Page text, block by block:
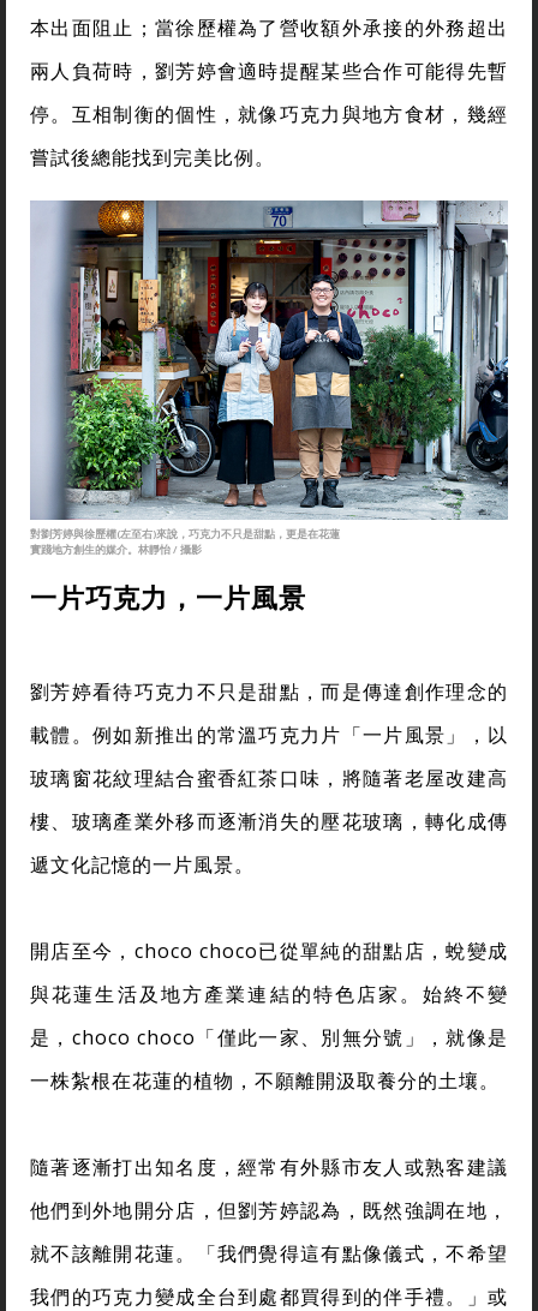
本出面阻止；當徐歷權為了營收額外承接的外務超出
兩人負荷時，劉芳婷會適時提醒某些合作可能得先暫
停。互相制衡的個性，就像巧克力與地方食材，幾經
嘗試後總能找到完美比例。
對劉芳婷與徐歷權(左至右)來說，巧克力不只是甜點，更是在花蓮
實踐地方創生的媒介。林靜怡 / 攝影
一片巧克力，一片風景
劉芳婷看待巧克力不只是甜點，而是傳達創作理念的
載體。例如新推出的常溫巧克力片「一片風景」，以
玻璃窗花紋理結合蜜香紅茶口味，將隨著老屋改建高
樓、玻璃產業外移而逐漸消失的壓花玻璃，轉化成傳
遞文化記憶的一片風景。
開店至今，choco choco已從單純的甜點店，蛻變成
與花蓮生活及地方產業連結的特色店家。始終不變
是，choco choco「僅此一家、別無分號」，就像是
一株紮根在花蓮的植物，不願離開汲取養分的土壤。
隨著逐漸打出知名度，經常有外縣市友人或熟客建議
他們到外地開分店，但劉芳婷認為，既然強調在地，
就不該離開花蓮。「我們覺得這有點像儀式，不希望
我們的巧克力變成全台到處都買得到的伴手禮。」或